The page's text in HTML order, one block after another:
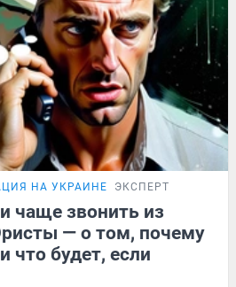
НА УКРАИНЕ ЭКСПЕРТ
чаще звонить из
— о том, почему
что будет, если